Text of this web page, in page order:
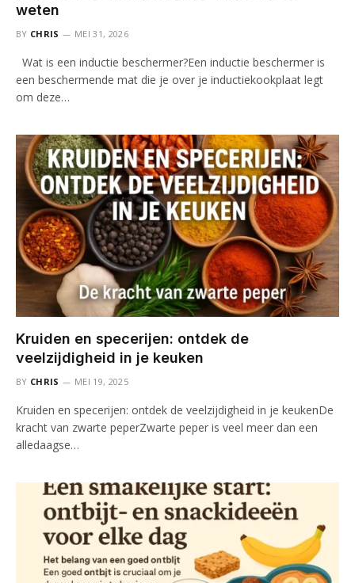
weten
BY CHRIS MEI 31, 2026
Wat is een inductie beschermer?Een inductie beschermer is
een beschermende mat die je over je inductiekookplaat legt
om deze…
Kruiden en specerijen: ontdek de
veelzijdigheid in je keuken
BY CHRIS MEI 19, 2025
Kruiden en specerijen: ontdek de veelzijdigheid in je keukenDe
kracht van zwarte peperZwarte peper is veel meer dan een
alledaagse…